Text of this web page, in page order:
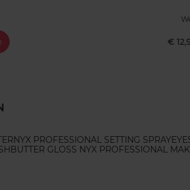
€
NYX PROFESSIONAL SETTING SPRAY
BUTTER GLOSS NYX PROFESSIONAL